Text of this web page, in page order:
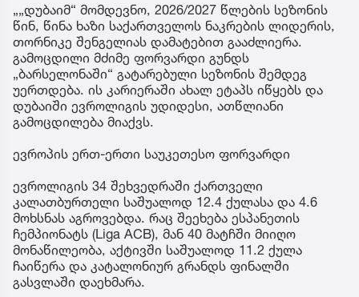
„„დუბაიმ“ მომდევნო, 2026/2027 წლების სეზონის
წინ, წინა ხაზი საქართველოს ნაკრების ლიდერის,
თორნიკე შენგელიას დამატებით გააძლიერა.
გამოცდილი მძიმე ფორვარდი გუნდს
„ბარსელონაში“ გატარებული სეზონის შემდეგ
უერთდება. ის კარიერაში ახალ ეტაპს იწყებს და
დუბაიში ევროლიგის უდიდესი, ათწლიანი
გამოცდილება მიაქვს.
ევროპის ერთ-ერთი საუკეთესო ფორვარდი
ევროლიგის 34 შეხვედრაში ქართველი
კალათბურთელი საშუალოდ 12.4 ქულასა და 4.6
მოხსნას აგროვებდა. რაც შეეხება ესპანეთის
ჩემპიონატს (Liga ACB), მან 40 მატჩში მიიღო
მონაწილეობა, აქტივში საშუალოდ 11.2 ქულა
ჩაიწერა და კატალონიურ გრანდს ფინალში
გასვლაში დაეხმარა.